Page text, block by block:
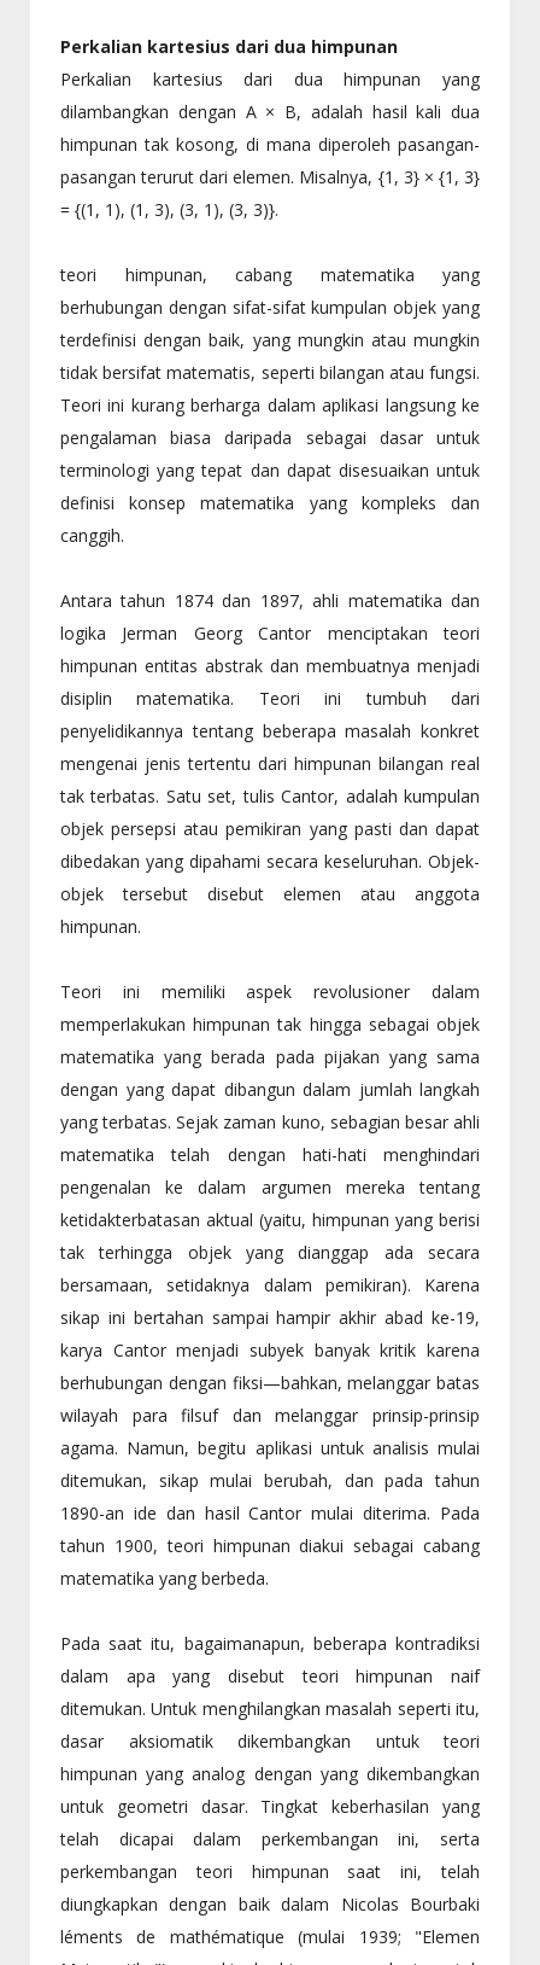
Perkalian kartesius dari dua himpunan
Perkalian kartesius dari dua himpunan yang
dilambangkan dengan A × B, adalah hasil kali dua
himpunan tak kosong, di mana diperoleh pasangan-
pasangan terurut dari elemen. Misalnya, {1, 3} × {1, 3}
= {(1, 1), (1, 3), (3, 1), (3, 3)}.
teori himpunan, cabang matematika yang
berhubungan dengan sifat-sifat kumpulan objek yang
terdefinisi dengan baik, yang mungkin atau mungkin
tidak bersifat matematis, seperti bilangan atau fungsi.
Teori ini kurang berharga dalam aplikasi langsung ke
pengalaman biasa daripada sebagai dasar untuk
terminologi yang tepat dan dapat disesuaikan untuk
definisi konsep matematika yang kompleks dan
canggih.
Antara tahun 1874 dan 1897, ahli matematika dan
logika Jerman Georg Cantor menciptakan teori
himpunan entitas abstrak dan membuatnya menjadi
disiplin matematika. Teori ini tumbuh dari
penyelidikannya tentang beberapa masalah konkret
mengenai jenis tertentu dari himpunan bilangan real
tak terbatas. Satu set, tulis Cantor, adalah kumpulan
objek persepsi atau pemikiran yang pasti dan dapat
dibedakan yang dipahami secara keseluruhan. Objek-
objek tersebut disebut elemen atau anggota
himpunan.
Teori ini memiliki aspek revolusioner dalam
memperlakukan himpunan tak hingga sebagai objek
matematika yang berada pada pijakan yang sama
dengan yang dapat dibangun dalam jumlah langkah
yang terbatas. Sejak zaman kuno, sebagian besar ahli
matematika telah dengan hati-hati menghindari
pengenalan ke dalam argumen mereka tentang
ketidakterbatasan aktual (yaitu, himpunan yang berisi
tak terhingga objek yang dianggap ada secara
bersamaan, setidaknya dalam pemikiran). Karena
sikap ini bertahan sampai hampir akhir abad ke-19,
karya Cantor menjadi subyek banyak kritik karena
berhubungan dengan fiksi—bahkan, melanggar batas
wilayah para filsuf dan melanggar prinsip-prinsip
agama. Namun, begitu aplikasi untuk analisis mulai
ditemukan, sikap mulai berubah, dan pada tahun
1890-an ide dan hasil Cantor mulai diterima. Pada
tahun 1900, teori himpunan diakui sebagai cabang
matematika yang berbeda.
Pada saat itu, bagaimanapun, beberapa kontradiksi
dalam apa yang disebut teori himpunan naif
ditemukan. Untuk menghilangkan masalah seperti itu,
dasar aksiomatik dikembangkan untuk teori
himpunan yang analog dengan yang dikembangkan
untuk geometri dasar. Tingkat keberhasilan yang
telah dicapai dalam perkembangan ini, serta
perkembangan teori himpunan saat ini, telah
diungkapkan dengan baik dalam Nicolas Bourbaki
léments de mathématique (mulai 1939; "Elemen